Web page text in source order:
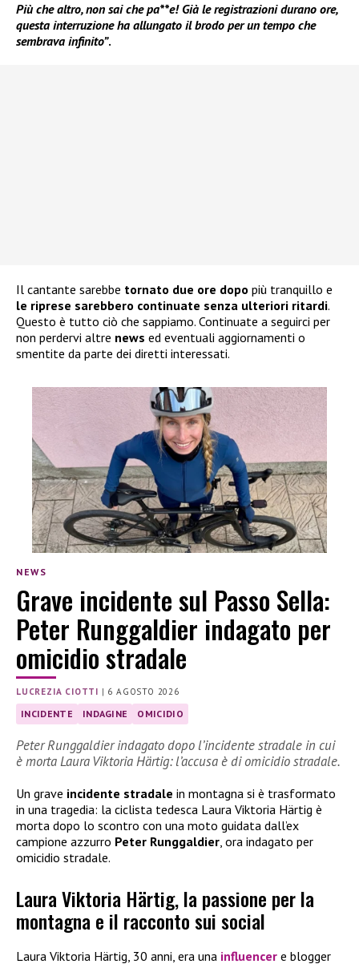
Più che altro, non sai che pa**e! Già le registrazioni durano ore,
questa interruzione ha allungato il brodo per un tempo che
sembrava infinito”.
Il cantante sarebbe tornato due ore dopo più tranquillo e
le riprese sarebbero continuate senza ulteriori ritardi.
Questo è tutto ciò che sappiamo. Continuate a seguirci per
non perdervi altre news ed eventuali aggiornamenti o
smentite da parte dei diretti interessati.
NEWS
Grave incidente sul Passo Sella:
Peter Runggaldier indagato per
omicidio stradale
LUCREZIA CIOTTI | 6 AGOSTO 2026
INCIDENTE INDAGINE OMICIDIO
Peter Runggaldier indagato dopo l’incidente stradale in cui
è morta Laura Viktoria Härtig: l’accusa è di omicidio stradale.
Un grave incidente stradale in montagna si è trasformato
in una tragedia: la ciclista tedesca Laura Viktoria Härtig è
morta dopo lo scontro con una moto guidata dall’ex
campione azzurro Peter Runggaldier, ora indagato per
omicidio stradale.
Laura Viktoria Härtig, la passione per la
montagna e il racconto sui social
Laura Viktoria Härtig, 30 anni, era una influencer e blogger